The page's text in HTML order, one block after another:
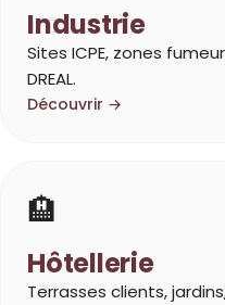
Industrie
Sites ICPE, zones
DREAL.
Découvrir →
🏨
Hôtellerie
Terrasses clients,